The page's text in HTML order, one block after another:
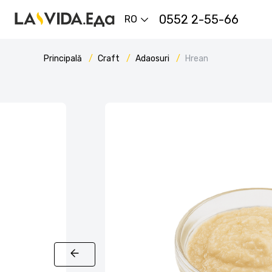
RO 0552 2-55-66
Principală Craft Adaosuri Hrean